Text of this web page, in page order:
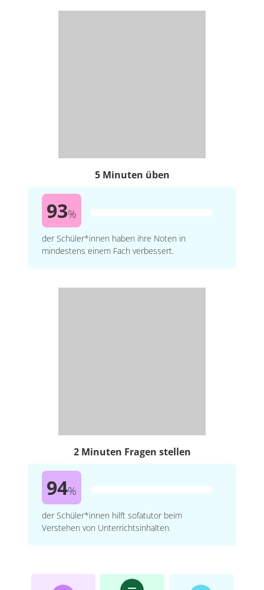
5 Minuten üben
93%
der Schüler*innen haben ihre Noten in
mindestens einem Fach verbessert.
2 Minuten Fragen stellen
94%
der Schüler*innen hilft sofatutor beim
Verstehen von Unterrichtsinhalten.